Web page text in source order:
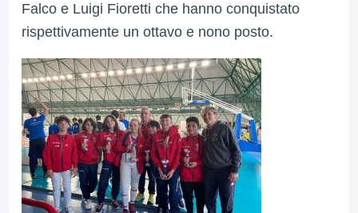
Falco e Luigi Fioretti che hanno conquistato
rispettivamente un ottavo e nono posto.